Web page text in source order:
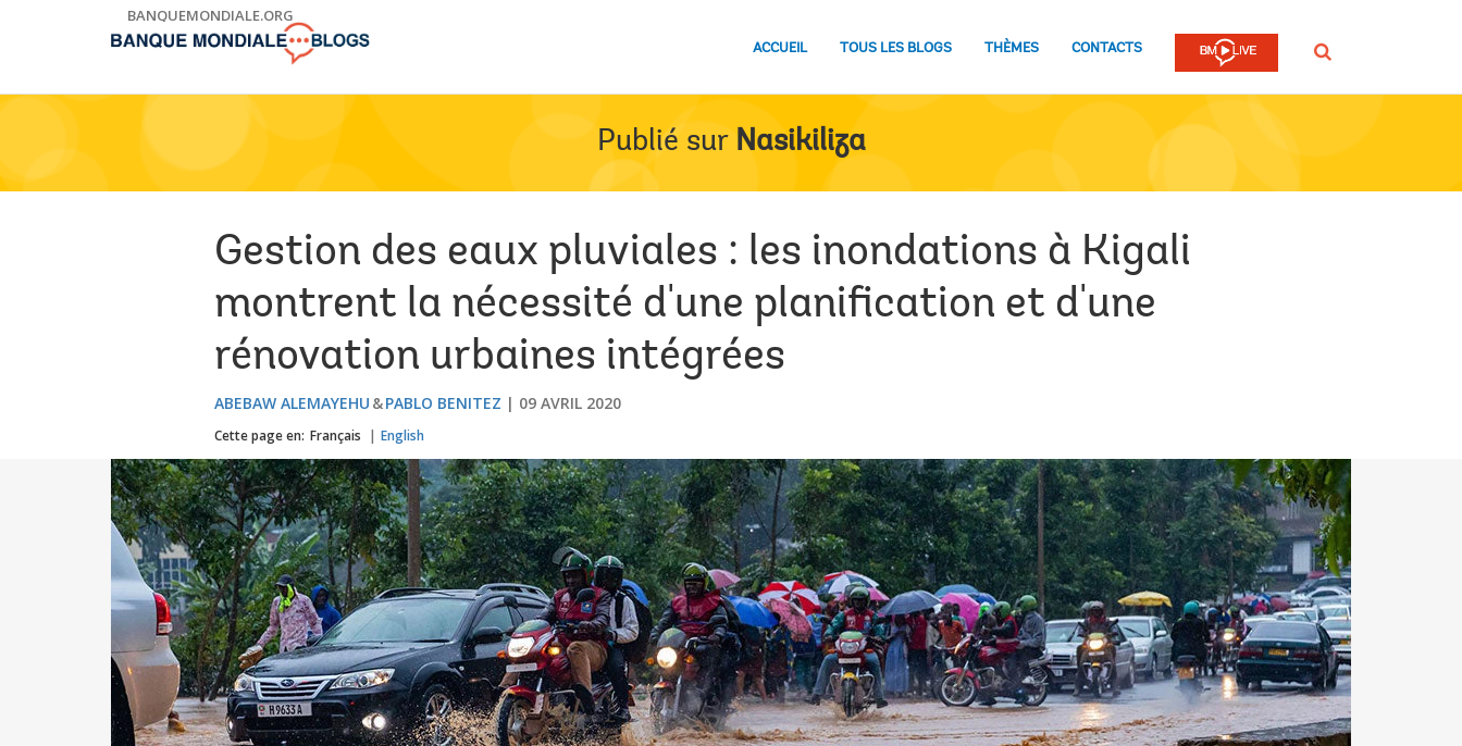
BANQUEMONDIALE.ORG
ACCUEIL TOUS LES BLOGS THÈMES CONTACTS Rechercher
Publié sur Nasikiliza
Gestion des eaux pluviales : les inondations à Kigali
montrent la nécessité d'une planification et d'une
rénovation urbaines intégrées
ABEBAW ALEMAYEHU PABLO BENITEZ 09 AVRIL 2020
Cette page en: Français English